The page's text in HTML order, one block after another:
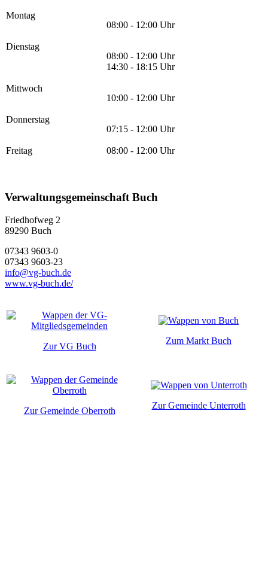
Montag
08:00 - 12:00 Uhr
Dienstag
08:00 - 12:00 Uhr
14:30 - 18:15 Uhr
Mittwoch
10:00 - 12:00 Uhr
Donnerstag
07:15 - 12:00 Uhr
Freitag 08:00 - 12:00 Uhr
Verwaltungsgemeinschaft Buch
Friedhofweg 2
89290 Buch
07343 9603-0
07343 9603-23
info@vg-buch.de
www.vg-buch.de/
Zur VG Buch
Zum Markt Buch
Zur Gemeinde Oberroth
Zur Gemeinde Unterroth